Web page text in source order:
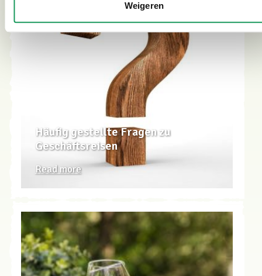
Weigeren
Häufig gestellte Fragen zu
Geschäftsreisen
Read more